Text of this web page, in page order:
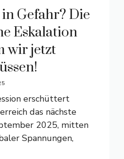
Gefahr? Die
Eskalation
wir jetzt
erschüttert
das nächste
2025, mitten
Spannungen,